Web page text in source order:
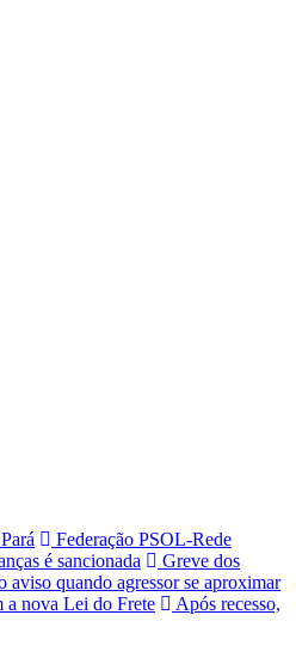
Federação PSOL-Rede
é sancionada
Greve dos
aviso quando agressor se aproximar
a nova Lei do Frete
Após recesso,